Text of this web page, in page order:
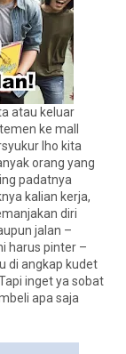
atau keluar
ke mall
lho kita
orang yang
padatnya
kalian kerja,
diri
jalan –
harus pinter –
di angkap kudet
inget ya sobat
apa saja